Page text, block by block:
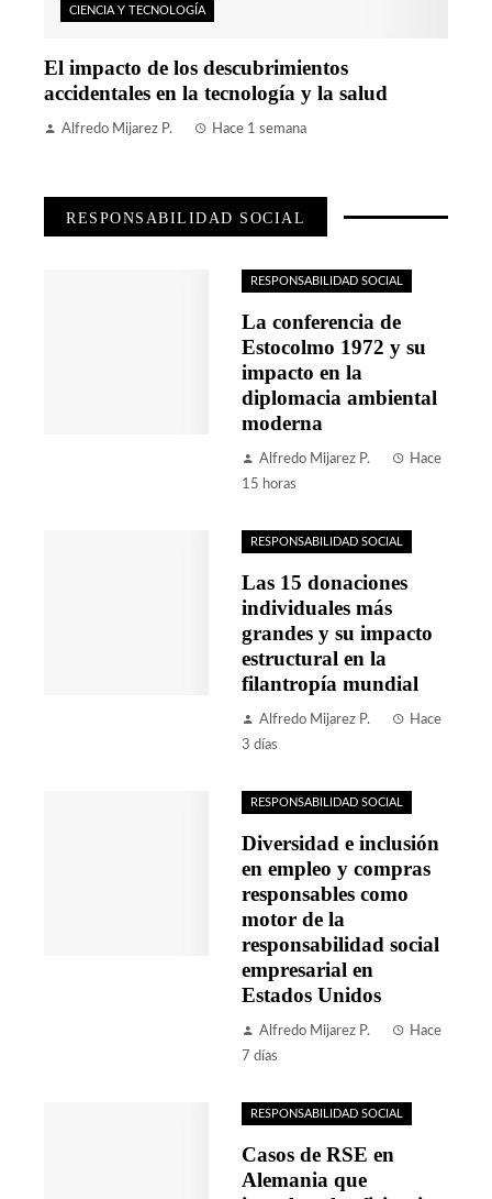
CIENCIA Y TECNOLOGÍA
El impacto de los descubrimientos
accidentales en la tecnología y la salud
Alfredo Mijarez P. Hace 1 semana
RESPONSABILIDAD SOCIAL
RESPONSABILIDAD SOCIAL
La conferencia de
Estocolmo 1972 y su
impacto en la
diplomacia ambiental
moderna
Alfredo Mijarez P.
Hace
15 horas
RESPONSABILIDAD SOCIAL
Las 15 donaciones
individuales más
grandes y su impacto
estructural en la
filantropía mundial
Alfredo Mijarez P.
Hace
3 días
RESPONSABILIDAD SOCIAL
Diversidad e inclusión
en empleo y compras
responsables como
motor de la
responsabilidad social
empresarial en
Estados Unidos
Alfredo Mijarez P.
Hace
7 días
RESPONSABILIDAD SOCIAL
Casos de RSE en
Alemania que